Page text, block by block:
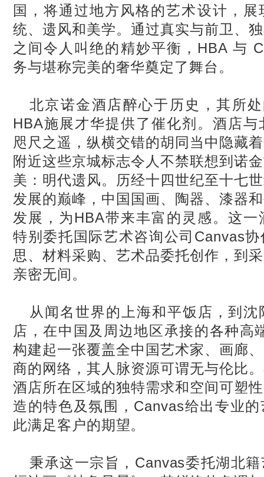
国，将通过地方风格的艺术设计，
统、遗风和美学。通过真实与前卫、
之间令人叫绝的精妙平衡，HBA 与
务与堪称完美的奢华奠定了舞台。
北京诺金酒店醉心于历史，其所
HBA施展才华提供了催化剂。酒店
咫尺之遥，纵横交错的胡同当中隐藏
附近这些京城标志令人不禁联想到诺
美：明代遗风。历经十四世纪至十七
发展的巅峰，中国国画、陶器、漆器
发展，为HBA带来丰富的灵感。这
特别委托国际艺术咨询公司Canvas
思、材料采购、艺术品委托创作，到
亲密无间。
从闻名世界的上海和平饭店，到
店，在中国及周边地区承接的各种高
构建起一张覆盖全中国艺术家、画廊
商的网络，其人脉资源可谓无与伦比
酒店所在区域的独特需求和空间可塑
造的特色及氛围，Canvas给出专业
此满足客户的期望。
秉承这一宗旨，Canvas委托湖北